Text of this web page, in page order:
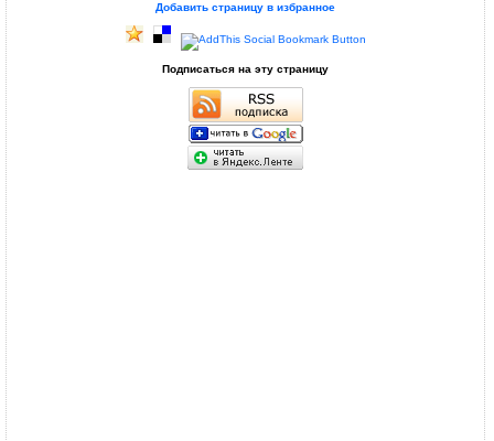
Добавить страницу в избранное
Подписаться на эту страницу